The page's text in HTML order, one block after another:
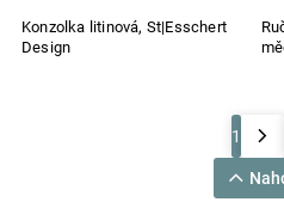
Konzolka litinová, St|Esschert
Design
1